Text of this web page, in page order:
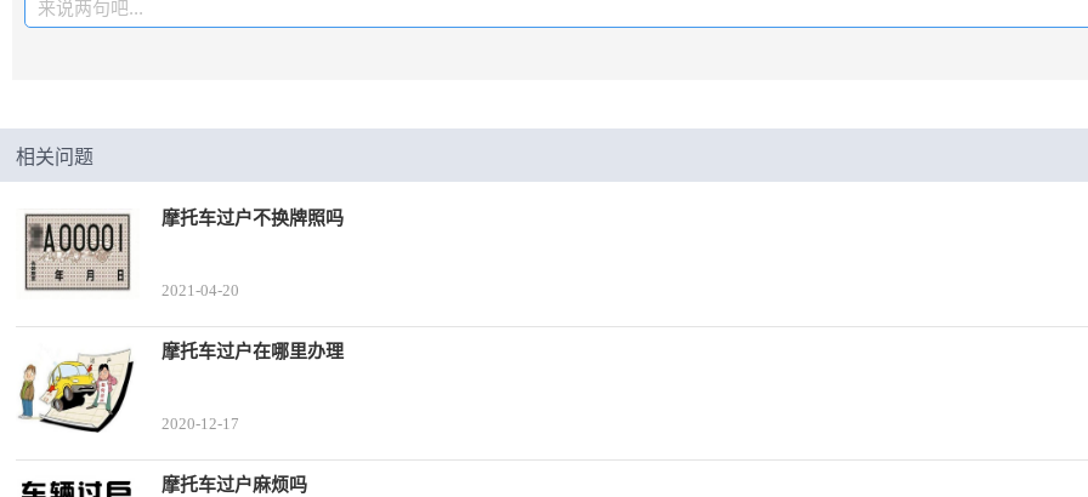
来说两句吧...
相关问题
摩托车过户不换牌照吗
2021-04-20
摩托车过户在哪里办理
2020-12-17
摩托车过户麻烦吗